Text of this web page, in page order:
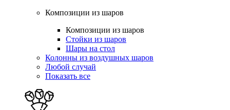
Композиции из шаров
Композиции из шаров
Стойки из шаров
Шары на стол
Колонны из воздушных шаров
Любой случай
Показать все